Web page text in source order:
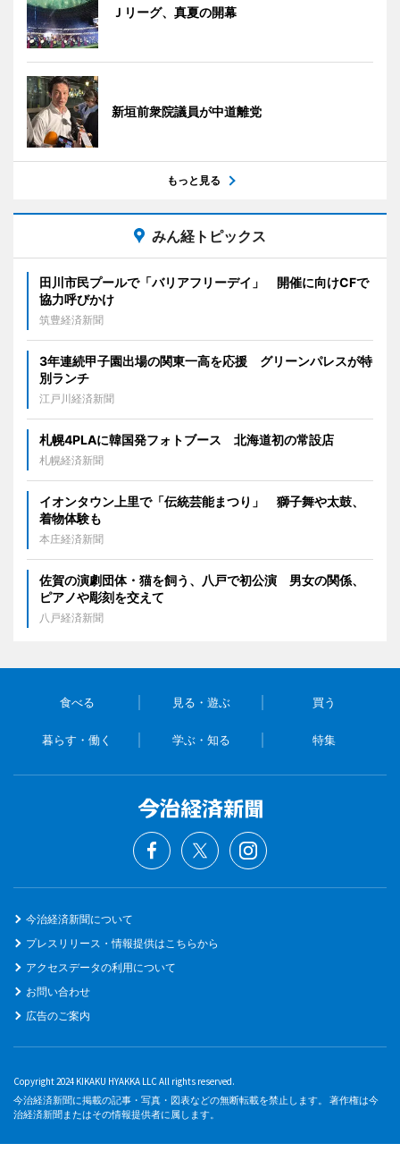
Ｊリーグ、真夏の開幕
新垣前衆院議員が中道離党
もっと見る
みん経トピックス
田川市民プールで「バリアフリーデイ」 開催に向けCFで
協力呼びかけ
筑豊経済新聞
3年連続甲子園出場の関東一高を応援 グリーンパレスが特
別ランチ
江戸川経済新聞
札幌4PLAに韓国発フォトブース 北海道初の常設店
札幌経済新聞
イオンタウン上里で「伝統芸能まつり」 獅子舞や太鼓、
着物体験も
本庄経済新聞
佐賀の演劇団体・猫を飼う、八戸で初公演 男女の関係、
ピアノや彫刻を交えて
八戸経済新聞
食べる 見る・遊ぶ 買う
暮らす・働く 学ぶ・知る 特集
今治経済新聞について
プレスリリース・情報提供はこちらから
アクセスデータの利用について
お問い合わせ
広告のご案内
Copyright 2024 KIKAKU HYAKKA LLC All rights reserved.
今治経済新聞に掲載の記事・写真・図表などの無断転載を禁止します。 著作権は今
治経済新聞またはその情報提供者に属します。